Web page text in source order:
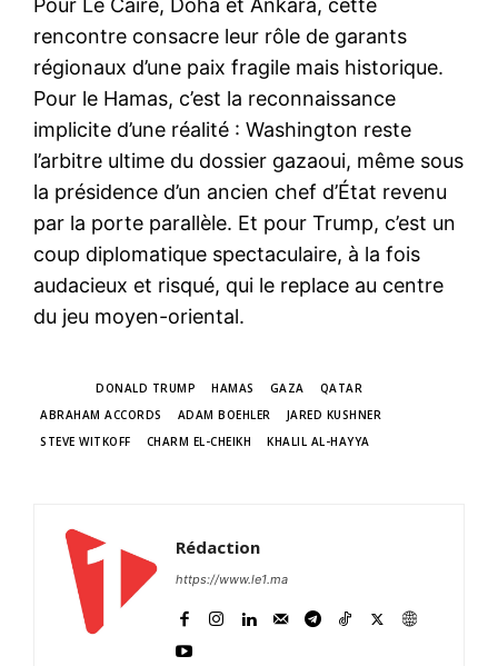
Pour Le Caire, Doha et Ankara, cette
rencontre consacre leur rôle de garants
régionaux d’une paix fragile mais historique.
Pour le Hamas, c’est la reconnaissance
implicite d’une réalité : Washington reste
l’arbitre ultime du dossier gazaoui, même sous
la présidence d’un ancien chef d’État revenu
par la porte parallèle. Et pour Trump, c’est un
coup diplomatique spectaculaire, à la fois
audacieux et risqué, qui le replace au centre
du jeu moyen-oriental.
DONALD TRUMP HAMAS GAZA
QATAR
ABRAHAM ACCORDS
ADAM BOEHLER
JARED KUSHNER
STEVE WITKOFF
CHARM EL-CHEIKH KHALIL AL-HAYYA
Rédaction
https://www.le1.ma